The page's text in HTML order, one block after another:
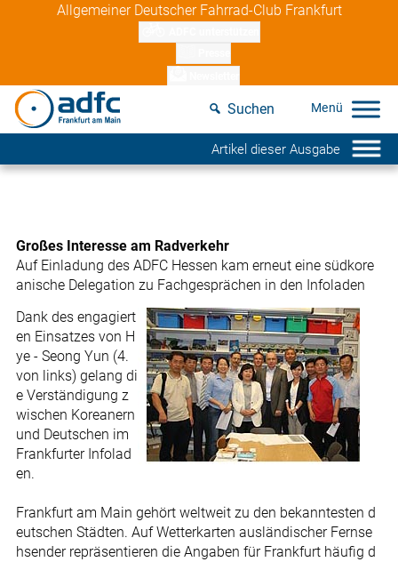
Allgemeiner Deutscher Fahrrad-Club Frankfurt
Suchen
Artikel dieser Ausgabe
Großes Interesse am Radverkehr
Auf Einladung des ADFC Hessen kam erneut eine südkore
anische Delegation zu Fachgesprächen in den Infoladen
Dank des engagiert
en Einsatzes von H
ye - Seong Yun (4.
von links) gelang di
e Verständigung z
wischen Koreanern
und Deutschen im
Frankfurter Infolad
en.
Frankfurt am Main gehört weltweit zu den bekanntesten d
eutschen Städten. Auf Wetterkarten ausländischer Fernse
hsender repräsentieren die Angaben für Frankfurt häufig d